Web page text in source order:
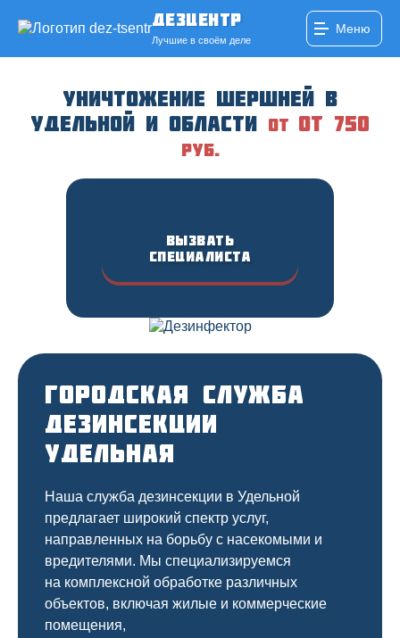
ДезЦентр
Лучшие в своём деле
Меню
Уничтожение шершней в
Удельной и области от от 750
руб.
Вызвать
специалиста
Городская служба
дезинсекции
Удельная
Наша служба дезинсекции в Удельной
предлагает широкий спектр услуг,
направленных на борьбу с насекомыми и
вредителями. Мы специализируемся
на комплексной обработке различных
объектов, включая жилые и коммерческие
помещения,